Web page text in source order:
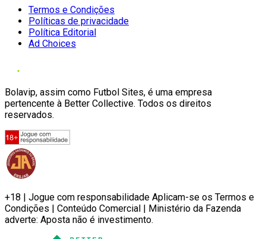
Termos e Condições
Políticas de privacidade
Política Editorial
Ad Choices
Bolavip, assim como Futbol Sites, é uma empresa
pertencente à Better Collective. Todos os direitos
reservados.
+18 | Jogue com responsabilidade Aplicam-se os Termos e
Condições | Conteúdo Comercial | Ministério da Fazenda
adverte: Aposta não é investimento.